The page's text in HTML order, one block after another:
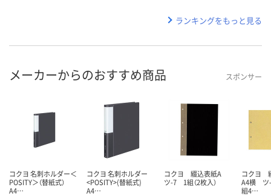
ランキングをもっと見る
メーカーからのおすすめ商品 スポンサー
コクヨ 名刺ホルダー＜
POSITY＞（替紙式）
A4…
コクヨ 名刺ホルダー
<POSITY>(替紙式)
A4…
コクヨ 綴込表紙A
ツ-7 1組（2枚入）
コクヨ
A4横 ツ
組4…